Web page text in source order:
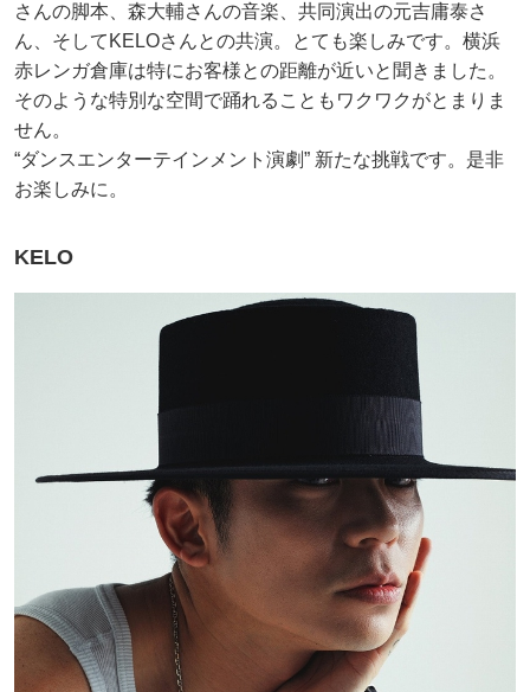
さんの脚本、森大輔さんの音楽、共同演出の元吉庸泰さ
ん、そしてKELOさんとの共演。とても楽しみです。横浜
赤レンガ倉庫は特にお客様との距離が近いと聞きました。
そのような特別な空間で踊れることもワクワクがとまりま
せん。
“ダンスエンターテインメント演劇” 新たな挑戦です。是非
お楽しみに。
KELO